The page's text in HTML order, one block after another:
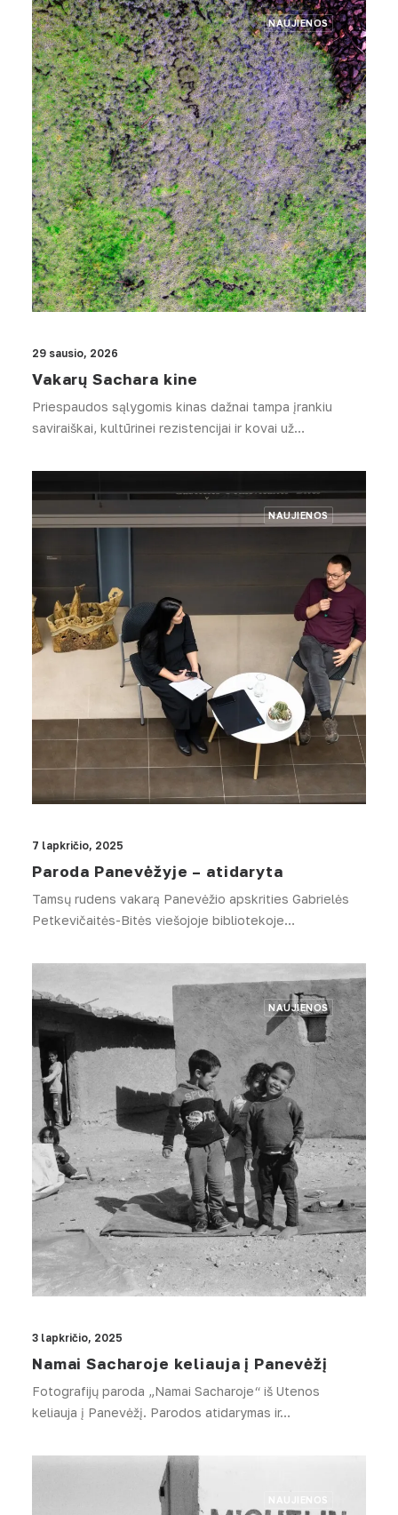
NAUJIENOS
29 sausio, 2026
Vakarų Sachara kine
Priespaudos sąlygomis kinas dažnai tampa įrankiu
saviraiškai, kultūrinei rezistencijai ir kovai už…
NAUJIENOS
7 lapkričio, 2025
Paroda Panevėžyje – atidaryta
Tamsų rudens vakarą Panevėžio apskrities Gabrielės
Petkevičaitės-Bitės viešojoje bibliotekoje…
NAUJIENOS
3 lapkričio, 2025
Namai Sacharoje keliauja į Panevėžį
Fotografijų paroda „Namai Sacharoje“ iš Utenos
keliauja į Panevėžį. Parodos atidarymas ir…
NAUJIENOS